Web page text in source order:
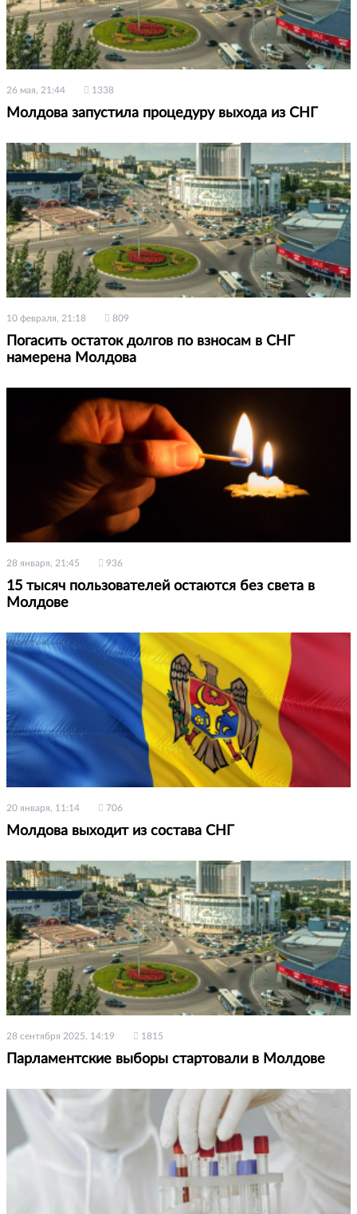
26 мая, 21:44 1338
Молдова запустила процедуру выхода из СНГ
10 февраля, 21:18 809
Погасить остаток долгов по взносам в СНГ
намерена Молдова
28 января, 21:45 936
15 тысяч пользователей остаются без света в
Молдове
20 января, 11:14 706
Молдова выходит из состава СНГ
28 сентября 2025, 14:19 1815
Парламентские выборы стартовали в Молдове